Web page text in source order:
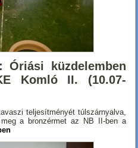
Óriási küzdelemben
Komló II. (10.07-
teljesítményét túlszárnyalva,
a bronzérmet az NB II-ben a